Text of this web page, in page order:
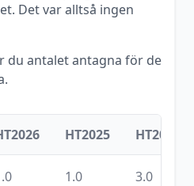
Det var alltså ingen
du antalet antagna för de
HT2025 HT2024
1.0 3.0